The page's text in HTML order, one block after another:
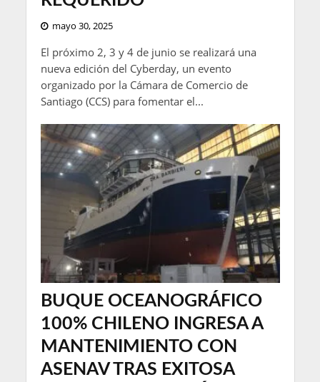
mayo 30, 2025
El próximo 2, 3 y 4 de junio se realizará una
nueva edición del Cyberday, un evento
organizado por la Cámara de Comercio de
Santiago (CCS) para fomentar el...
BUQUE OCEANOGRÁFICO
100% CHILENO INGRESA A
MANTENIMIENTO CON
ASENAV TRAS EXITOSA